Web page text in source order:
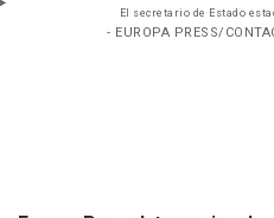
El secretario de Estado
- EUROPA PRESS/